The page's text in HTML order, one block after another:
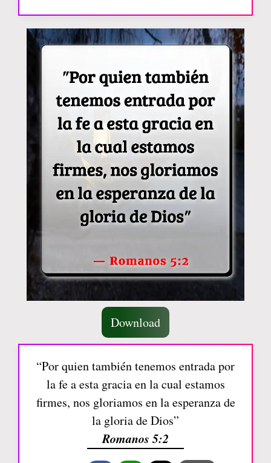
Download
“Por quien también tenemos entrada por
la fe a esta gracia en la cual estamos
firmes, nos gloriamos en la esperanza de
la gloria de Dios”
Romanos 5:2